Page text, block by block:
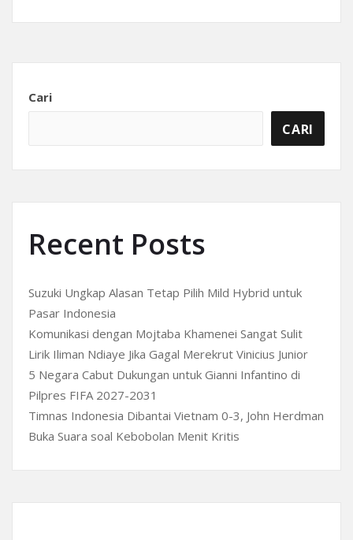
Cari
CARI
Recent Posts
Suzuki Ungkap Alasan Tetap Pilih Mild Hybrid untuk
Pasar Indonesia
Komunikasi dengan Mojtaba Khamenei Sangat Sulit
Lirik Iliman Ndiaye Jika Gagal Merekrut Vinicius Junior
5 Negara Cabut Dukungan untuk Gianni Infantino di
Pilpres FIFA 2027-2031
Timnas Indonesia Dibantai Vietnam 0-3, John Herdman
Buka Suara soal Kebobolan Menit Kritis